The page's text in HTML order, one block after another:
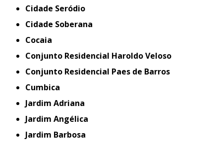
Cidade Seródio
Cidade Soberana
Cocaia
Conjunto Residencial Haroldo Veloso
Conjunto Residencial Paes de Barros
Cumbica
Jardim Adriana
Jardim Angélica
Jardim Barbosa